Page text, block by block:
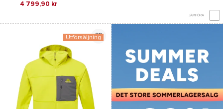
4 799,90 kr
JÄMFÖRA
Utförsäljning